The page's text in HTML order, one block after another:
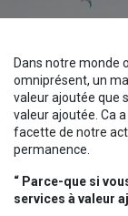
Dans notre monde
omniprésent, un
valeur ajoutée que
valeur ajoutée. Ca
facette de notre
permanence.
“ Parce-que si
services à valeur